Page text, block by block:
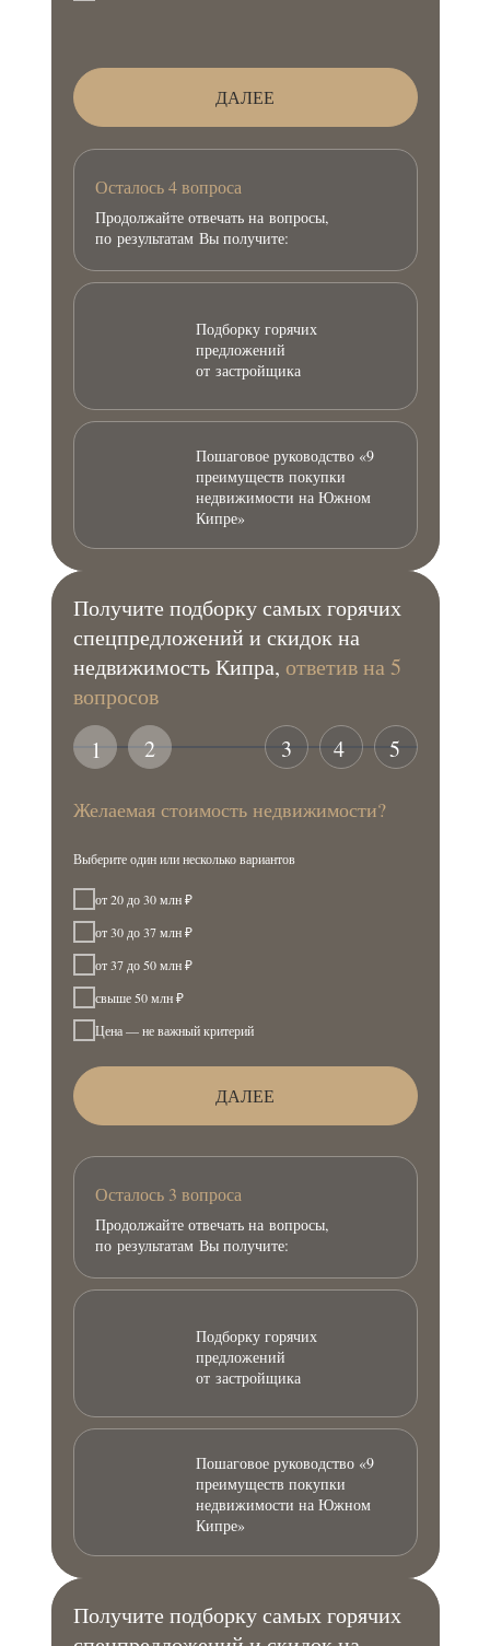
Осталось 4 вопроса
Продолжайте отвечать на вопросы,
по результатам Вы получите:
Подборку горячих
предложений
от застройщика
Пошаговое руководство «9
преимуществ покупки
недвижимости на Южном
Кипре»
ДАЛЕЕ
ДАЛЕЕ
1
Подборку горячих
предложений
от застройщика
Пошаговое руководство «9
преимуществ покупки
недвижимости на Южном
Кипре»
Осталось 3 вопроса
Продолжайте отвечать на вопросы,
по результатам Вы получите:
4 5
3
2
Получите подборку самых горячих
спецпредложений и скидок на
недвижимость Кипра, ответив на 5
вопросов
Желаемая стоимость недвижимости?
Выберите один или несколько вариантов
от 20 до 30 млн ₽
от 30 до 37 млн ₽
от 37 до 50 млн ₽
свыше 50 млн ₽
Цена — не важный критерий
Получите подборку самых горячих